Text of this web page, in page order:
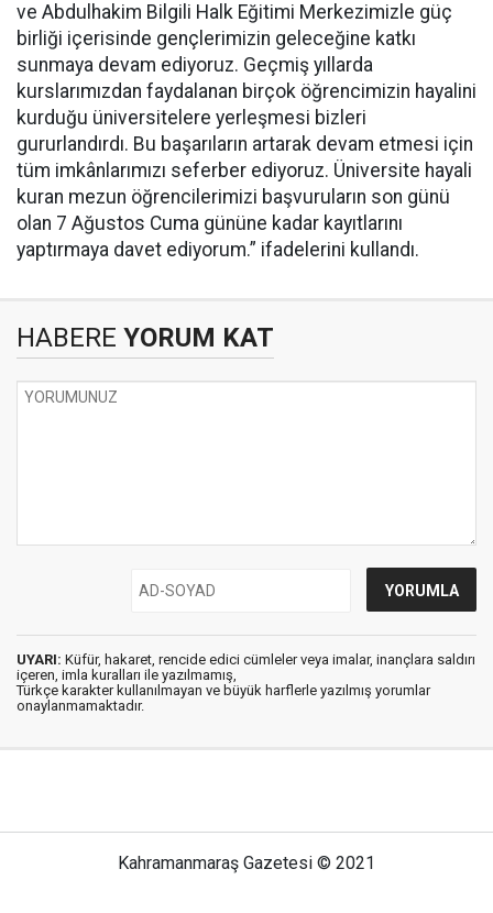
ve Abdulhakim Bilgili Halk Eğitimi Merkezimizle güç
birliği içerisinde gençlerimizin geleceğine katkı
sunmaya devam ediyoruz. Geçmiş yıllarda
kurslarımızdan faydalanan birçok öğrencimizin hayalini
kurduğu üniversitelere yerleşmesi bizleri
gururlandırdı. Bu başarıların artarak devam etmesi için
tüm imkânlarımızı seferber ediyoruz. Üniversite hayali
kuran mezun öğrencilerimizi başvuruların son günü
olan 7 Ağustos Cuma gününe kadar kayıtlarını
yaptırmaya davet ediyorum.” ifadelerini kullandı.
HABERE YORUM KAT
UYARI: Küfür, hakaret, rencide edici cümleler veya imalar, inançlara saldırı
içeren, imla kuralları ile yazılmamış,
Türkçe karakter kullanılmayan ve büyük harflerle yazılmış yorumlar
onaylanmamaktadır.
Kahramanmaraş Gazetesi © 2021